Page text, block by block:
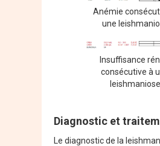
Anémie
une
Insuffisance
consécutive à
leishmaniose
Diagnostic et
Le diagnostic de la